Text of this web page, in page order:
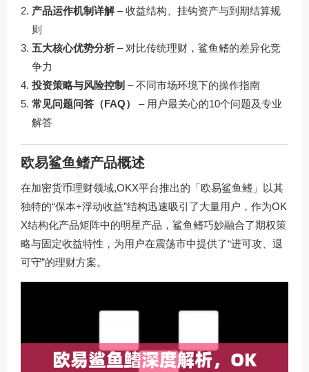
产品运作机制详解– 收益结构、挂钩资产与到期结算规
则
五大核心优势分析 – 对比传统理财，鲨鱼鳍的差异化竞
争力
投资策略与风险控制 – 不同市场环境下的操作指南
常见问题问答（FAQ）
– 用户最关心的10个问题及专业
解答
欧易鲨鱼鳍产品概述
在加密货币理财领域,OKX平台推出的「欧易鲨鱼鳍」以其
独特的“保本+浮动收益”结构迅速吸引了大量用户，作为OK
X结构化产品矩阵中的明星产品，鲨鱼鳍巧妙融合了期权策
略与固定收益特性，为用户在震荡市中提供了“进可攻、退
可守”的理财方案。